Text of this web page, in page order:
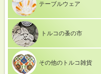
テーブルウェア
トルコの蚤の市
その他のトルコ雑貨